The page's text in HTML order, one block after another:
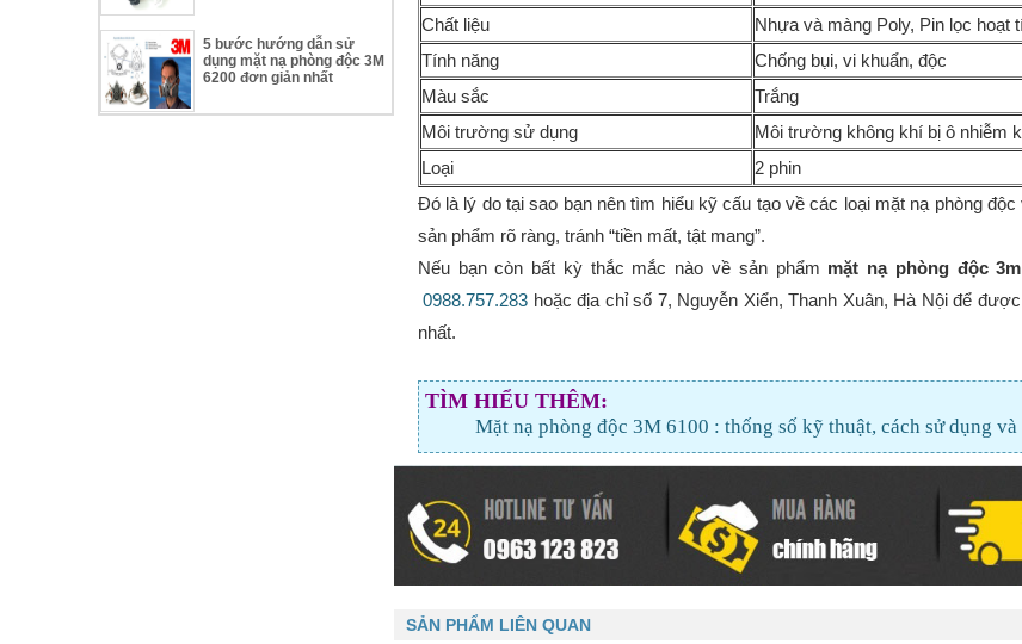
Chất liệu
Nhựa và màng Poly, Pin lọc hoạt
Tính năng
Chống bụi, vi khuẩn, độc
Màu sắc
Trắng
Môi trường sử dụng
Môi trường không khí bị ô nhiễm
Loại
2 phin
Đó là lý do tại sao bạn nên tìm hiểu kỹ cấu tạo về các loại mặt nạ phòng
sản phẩm rõ ràng, tránh “tiền mất, tật mang”.
Nếu bạn còn bất kỳ thắc mắc nào về sản phẩm mặt nạ phòng độc
0988.757.283 hoặc địa chỉ số 7, Nguyễn Xiển, Thanh Xuân, Hà Nội để
nhất.
TÌM HIỂU THÊM:
Mặt nạ phòng độc 3M 6100 : thống số kỹ thuật, cách sử dụng
SẢN PHẨM LIÊN QUAN
5 bước hướng dẫn sử
dụng mặt nạ phòng độc 3M
6200 đơn giản nhất